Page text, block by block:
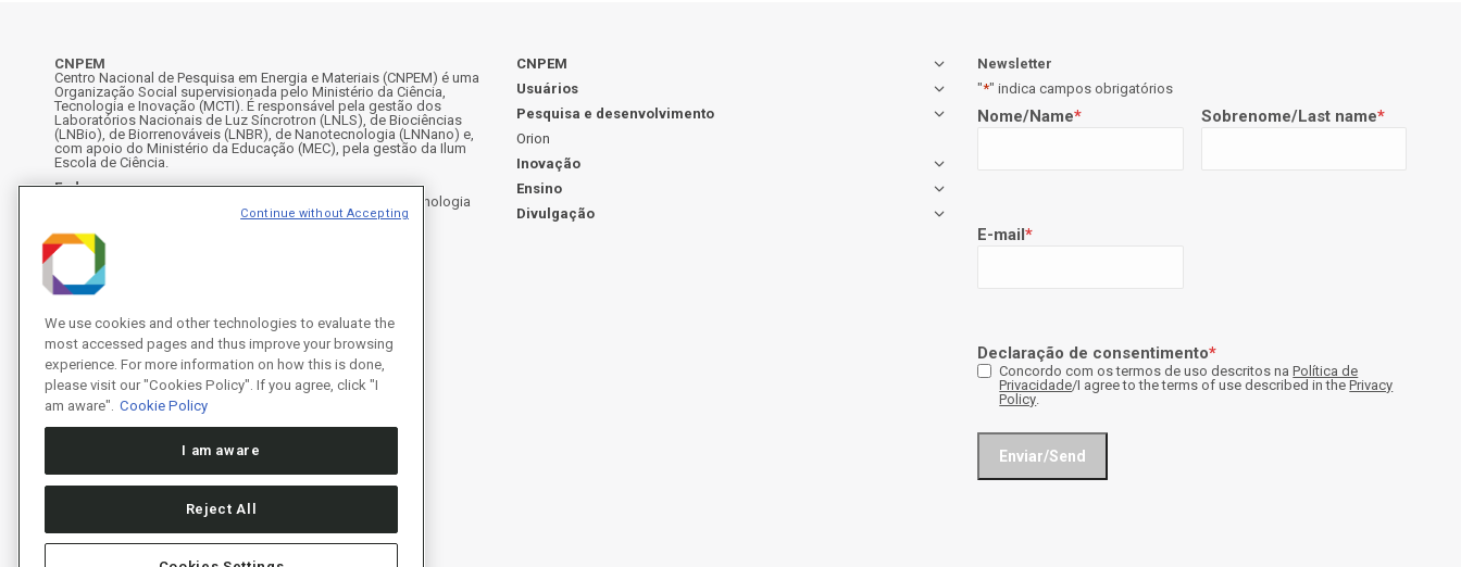
CNPEM
Centro Nacional de Pesquisa em Energia e Materiais (CNPEM) é uma
Organização Social supervisionada pelo Ministério da Ciência,
Tecnologia e Inovação (MCTI). É responsável pela gestão dos
Laboratórios Nacionais de Luz Síncrotron (LNLS), de Biociências
(LNBio), de Biorrenováveis (LNBR), de Nanotecnologia (LNNano) e,
com apoio do Ministério da Educação (MEC), pela gestão da Ilum
Escola de Ciência.
Endereço
Rua Giuseppe Máximo Scolfaro, 10.000 - Polo II de Alta Tecnologia
de Campinas - Campinas/SP, Brasil
CEP 13083-100, Campinas - SP - Telefone: +55 19 3512-1000
Instagram
X
CNPEM
Usuários
Pesquisa e desenvolvimento
Orion
Inovação
Ensino
Divulgação
Newsletter
"*" indica campos obrigatórios
Nome/Name* Sobrenome/Last name*
E-mail*
Declaração de consentimento*
Concordo com os termos de uso descritos naPolítica de
Privacidade/I agree to the terms of use described in thePrivacy
Policy.
We use cookies and other technologies to evaluate the
most accessed pages and thus improve your browsing
experience. For more information on how this is done,
please visit our "Cookies Policy". If you agree, click "I
am aware". Cookie Policy
I am aware
Reject All
Continue without Accepting